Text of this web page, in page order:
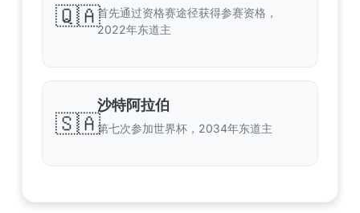
🇶🇦首先通过资格赛途径获得参赛资格，
2022年东道主
🇸🇦
沙特阿拉伯
第七次参加世界杯，2034年东道主